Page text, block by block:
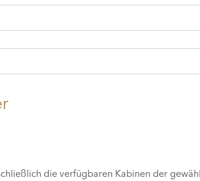
die verfügbaren Kabinen der